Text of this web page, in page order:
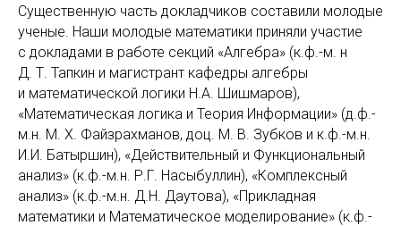
Существенную часть докладчиков составили молодые
ученые. Наши молодые математики приняли участие
с докладами в работе секций «Алгебра» (к.ф.-м. н
Д. Т. Тапкин и магистрант кафедры алгебры
и математической логики Н.А. Шишмаров),
«Математическая логика и Теория Информации» (д.ф.-
м.н. М. Х. Файзрахманов, доц. М. В. Зубков и к.ф.-м.н.
И.И. Батыршин), «Действительный и Функциональный
анализ» (к.ф.-м.н. Р.Г. Насыбуллин), «Комплексный
анализ» (к.ф.-м.н. Д.Н. Даутова), «Прикладная
математики и Математическое моделирование» (к.ф.-